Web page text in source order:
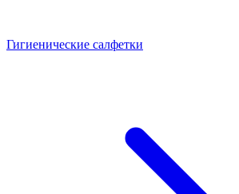
Гигиенические салфетки